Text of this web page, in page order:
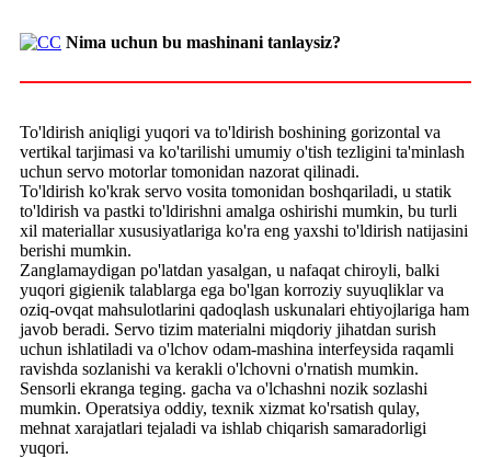
Nima uchun bu mashinani tanlaysiz?
To'ldirish aniqligi yuqori va to'ldirish boshining gorizontal va
vertikal tarjimasi va ko'tarilishi umumiy o'tish tezligini ta'minlash
uchun servo motorlar tomonidan nazorat qilinadi.
To'ldirish ko'krak servo vosita tomonidan boshqariladi, u statik
to'ldirish va pastki to'ldirishni amalga oshirishi mumkin, bu turli
xil materiallar xususiyatlariga ko'ra eng yaxshi to'ldirish natijasini
berishi mumkin.
Zanglamaydigan po'latdan yasalgan, u nafaqat chiroyli, balki
yuqori gigienik talablarga ega bo'lgan korroziy suyuqliklar va
oziq-ovqat mahsulotlarini qadoqlash uskunalari ehtiyojlariga ham
javob beradi. Servo tizim materialni miqdoriy jihatdan surish
uchun ishlatiladi va o'lchov odam-mashina interfeysida raqamli
ravishda sozlanishi va kerakli o'lchovni o'rnatish mumkin.
Sensorli ekranga teging. gacha va o'lchashni nozik sozlashi
mumkin. Operatsiya oddiy, texnik xizmat ko'rsatish qulay,
mehnat xarajatlari tejaladi va ishlab chiqarish samaradorligi
yuqori.